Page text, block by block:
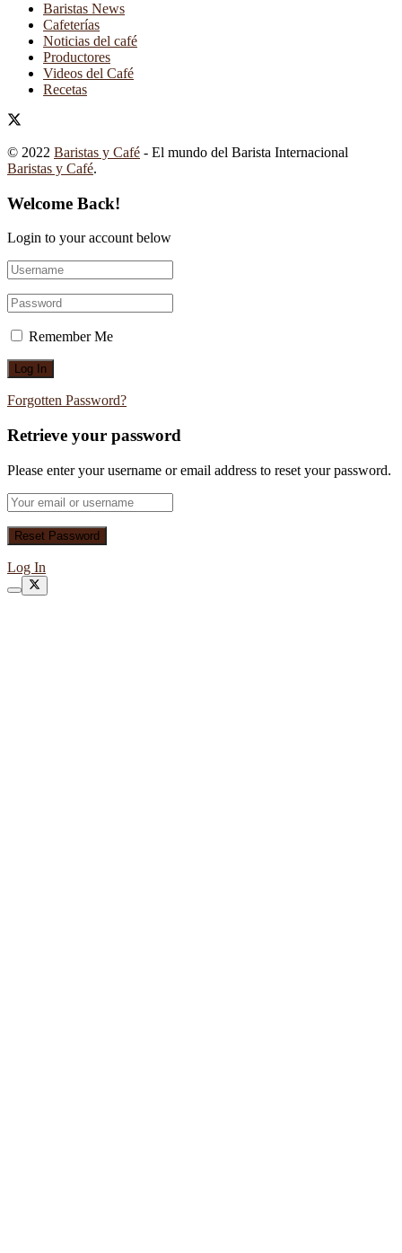
Baristas News
Cafeterías
Noticias del café
Productores
Videos del Café
Recetas
© 2022 Baristas y Café - El mundo del Barista Internacional
Baristas y Café.
Welcome Back!
Login to your account below
Remember Me
Forgotten Password?
Retrieve your password
Please enter your username or email address to reset your password.
Log In